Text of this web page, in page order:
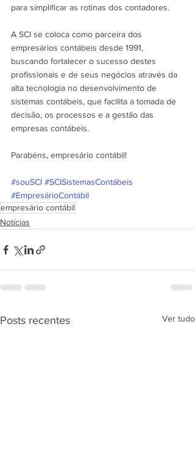
para simplificar as rotinas dos contadores.
A SCI se coloca como parceira dos
empresários contábeis desde 1991,
buscando fortalecer o sucesso destes
profissionais e de seus negócios através da
alta tecnologia no desenvolvimento de
sistemas contábeis, que facilita a tomada de
decisão, os processos e a gestão das
empresas contábeis.
Parabéns, empresário contábil!
#souSCI #SCISistemasContábeis
#EmpresárioContábil
empresário contábil
Notícias
Posts recentes Ver tudo